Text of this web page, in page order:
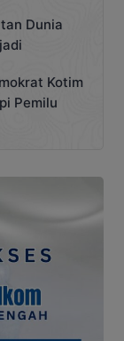
Dunia
Kotim
Pemilu